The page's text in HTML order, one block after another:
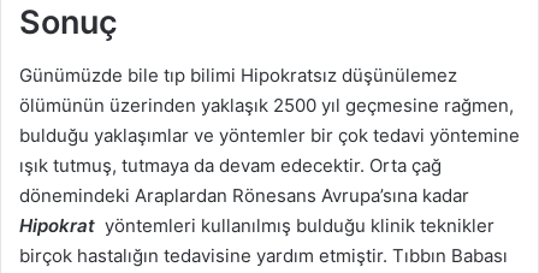
Sonuç
Günümüzde bile tıp bilimi Hipokratsız düşünülemez
ölümünün üzerinden yaklaşık 2500 yıl geçmesine rağmen,
bulduğu yaklaşımlar ve yöntemler bir çok tedavi yöntemine
ışık tutmuş, tutmaya da devam edecektir. Orta çağ
dönemindeki Araplardan Rönesans Avrupa’sına kadar
Hipokrat yöntemleri kullanılmış bulduğu klinik teknikler
birçok hastalığın tedavisine yardım etmiştir. Tıbbın Babası